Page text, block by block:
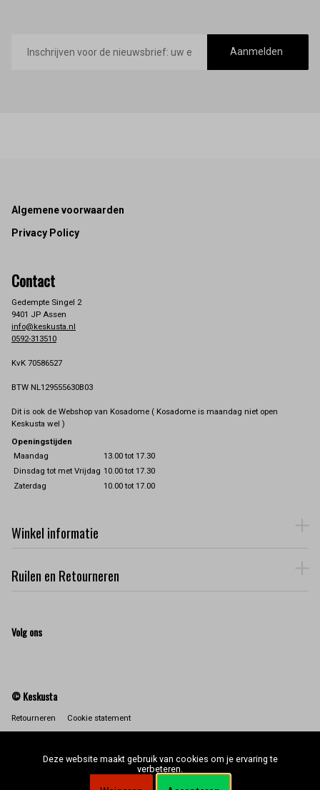
mailadres
Aanmelden
Footer
Algemene voorwaarden
Privacy Policy
Contact
Gedempte Singel 2
9401 JP Assen
info@keskusta.nl
0592-313510
KvK 70586527
BTW NL129555630B03
Dit is ook de Webshop van Kosadome ( Kosadome is maandag niet open
Keskusta wel )
Openingstijden
Maandag
13.00 tot 17.30
Dinsdag tot met Vrijdag 10.00 tot 17.30
Zaterdag
10.00 tot 17.00
Winkel informatie
Ruilen en Retourneren
Volg ons
© Keskusta
Retourneren Cookie statement
Deze website maakt gebruik van cookies om je ervaring te
verbeteren.